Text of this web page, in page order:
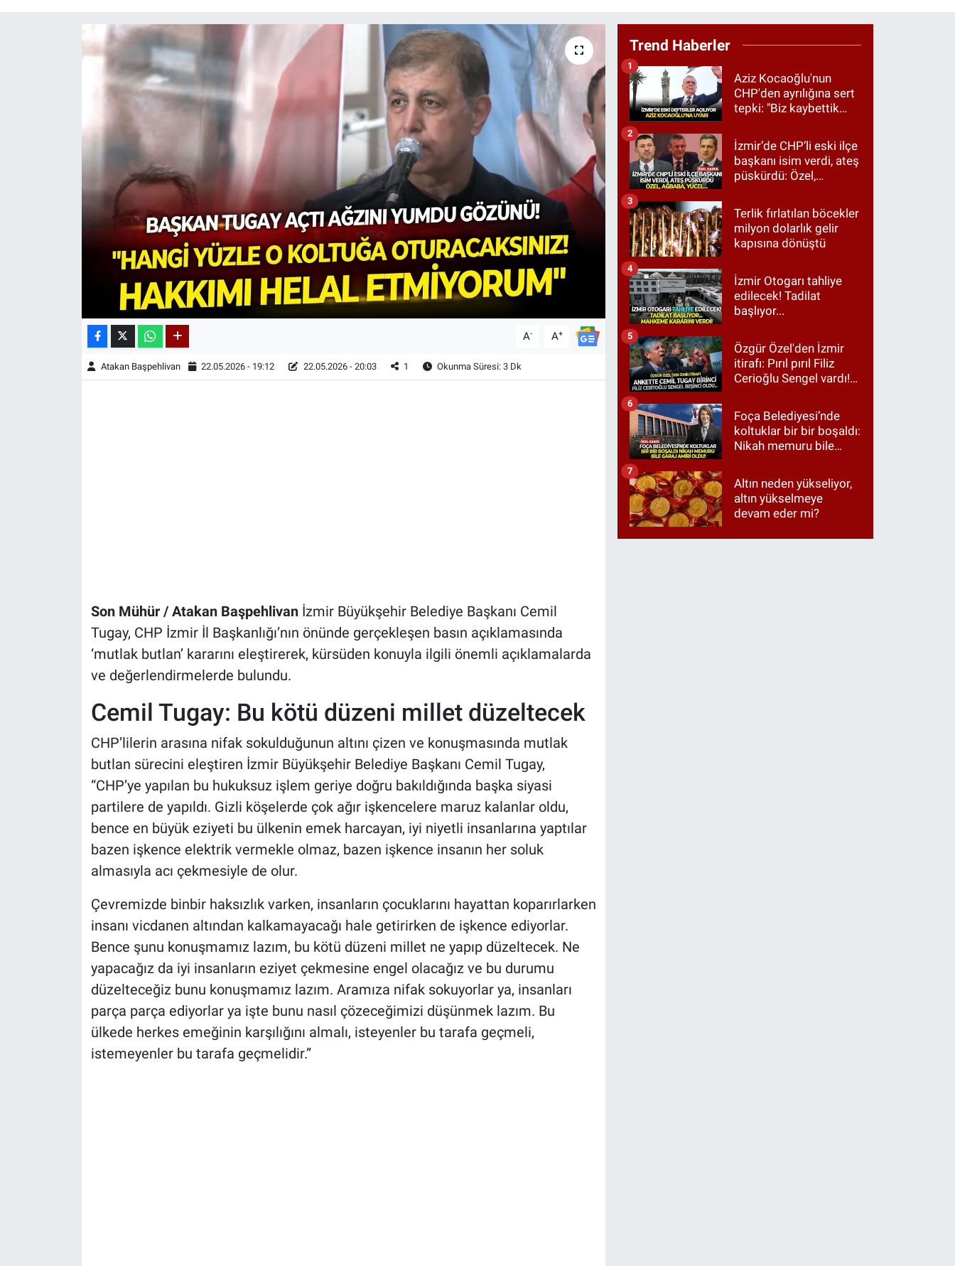
A- A+
Atakan Başpehlivan 22.05.2026 - 19:12 22.05.2026 - 20:03 1 Okunma Süresi: 3 Dk
Son Mühür / Atakan Başpehlivan İzmir Büyükşehir Belediye Başkanı Cemil
Tugay, CHP İzmir İl Başkanlığı’nın önünde gerçekleşen basın açıklamasında
‘mutlak butlan’ kararını eleştirerek, kürsüden konuyla ilgili önemli açıklamalarda
ve değerlendirmelerde bulundu.
Cemil Tugay: Bu kötü düzeni millet düzeltecek
CHP’lilerin arasına nifak sokulduğunun altını çizen ve konuşmasında mutlak
butlan sürecini eleştiren İzmir Büyükşehir Belediye Başkanı Cemil Tugay,
“CHP’ye yapılan bu hukuksuz işlem geriye doğru bakıldığında başka siyasi
partilere de yapıldı. Gizli köşelerde çok ağır işkencelere maruz kalanlar oldu,
bence en büyük eziyeti bu ülkenin emek harcayan, iyi niyetli insanlarına yaptılar
bazen işkence elektrik vermekle olmaz, bazen işkence insanın her soluk
almasıyla acı çekmesiyle de olur.
Çevremizde binbir haksızlık varken, insanların çocuklarını hayattan koparırlarken
insanı vicdanen altından kalkamayacağı hale getirirken de işkence ediyorlar.
Bence şunu konuşmamız lazım, bu kötü düzeni millet ne yapıp düzeltecek. Ne
yapacağız da iyi insanların eziyet çekmesine engel olacağız ve bu durumu
düzelteceğiz bunu konuşmamız lazım. Aramıza nifak sokuyorlar ya, insanları
parça parça ediyorlar ya işte bunu nasıl çözeceğimizi düşünmek lazım. Bu
ülkede herkes emeğinin karşılığını almalı, isteyenler bu tarafa geçmeli,
istemeyenler bu tarafa geçmelidir.”
Trend Haberler
Aziz Kocaoğlu'nun
CHP'den ayrılığına sert
tepki: "Biz kaybettik
etmedik"
1
İzmir’de CHP’li eski ilçe
başkanı isim verdi, ateş
püskürdü: Özel,
2
Terlik fırlatılan böcekler
milyon dolarlık gelir
kapısına dönüştü
3
İzmir Otogarı tahliye
edilecek! Tadilat
başlıyor...
4
Özgür Özel'den İzmir
itirafı: Pırıl pırıl Filiz
Cerioğlu Sengel vardı!
Tugay birinci çıktı
5
Foça Belediyesi’nde
koltuklar bir bir boşaldı:
Nikah memuru bile
6
Altın neden yükseliyor,
altın yükselmeye
devam eder mi?
7